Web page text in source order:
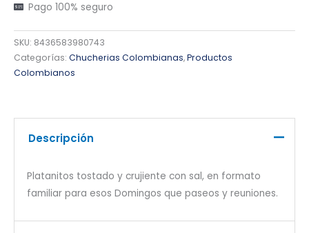
Pago 100% seguro
SKU: 8436583980743
Categorías: Chucherias Colombianas,Productos
Colombianos
Descripción
Platanitos tostado y crujiente con sal, en formato
familiar para esos Domingos que paseos y reuniones.